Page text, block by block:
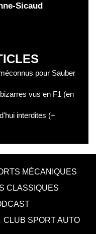
Sicaud
pour Sauber
vus en F1 (en
interdites (+
MÉCANIQUES
CLASSIQUES
CLUB SPORT AUTO